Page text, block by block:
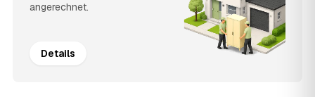
angerechnet.
Details